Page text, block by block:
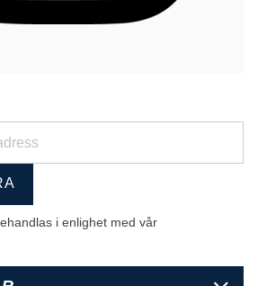
i enlighet med vår